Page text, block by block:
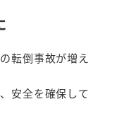
転倒事故が増え
安全を確保して